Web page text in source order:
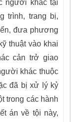
người khác tại
trình, trang bị,
đưa phương
thuật vào khai
cản trở giao
khác thuộc
đã bị xử lý kỷ
trong các hành
án về tội này,